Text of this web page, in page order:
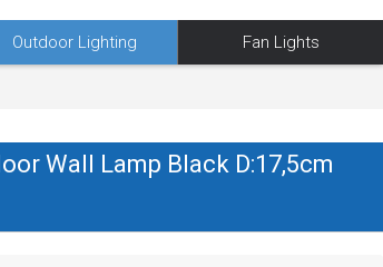
Outdoor Lighting Fan Lights
Wall Lamp Black D:17,5cm